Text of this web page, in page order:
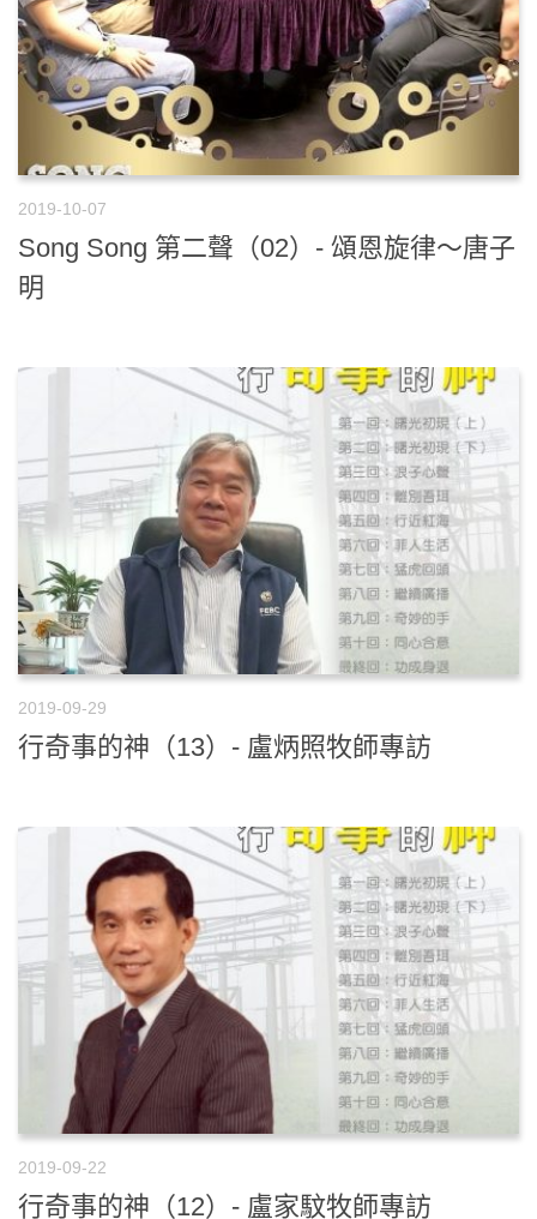
2019-10-07
Song Song 第二聲（02）- 頌恩旋律～唐子
明
2019-09-29
行奇事的神（13）- 盧炳照牧師專訪
2019-09-22
行奇事的神（12）- 盧家馼牧師專訪